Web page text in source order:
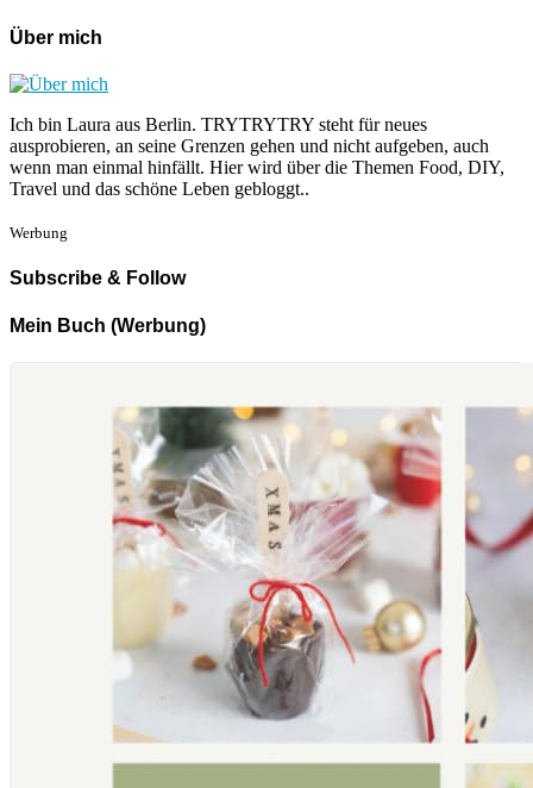
Über mich
Ich bin Laura aus Berlin. TRYTRYTRY steht für neues
ausprobieren, an seine Grenzen gehen und nicht aufgeben, auch
wenn man einmal hinfällt. Hier wird über die Themen Food, DIY,
Travel und das schöne Leben gebloggt..
Werbung
Subscribe & Follow
Mein Buch (Werbung)